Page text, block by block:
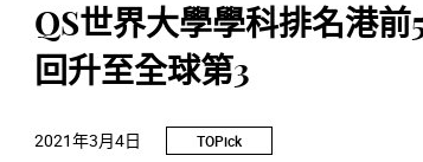
QS世界大學學科排名港
回升至全球第3
TOPick
2021年3月4日